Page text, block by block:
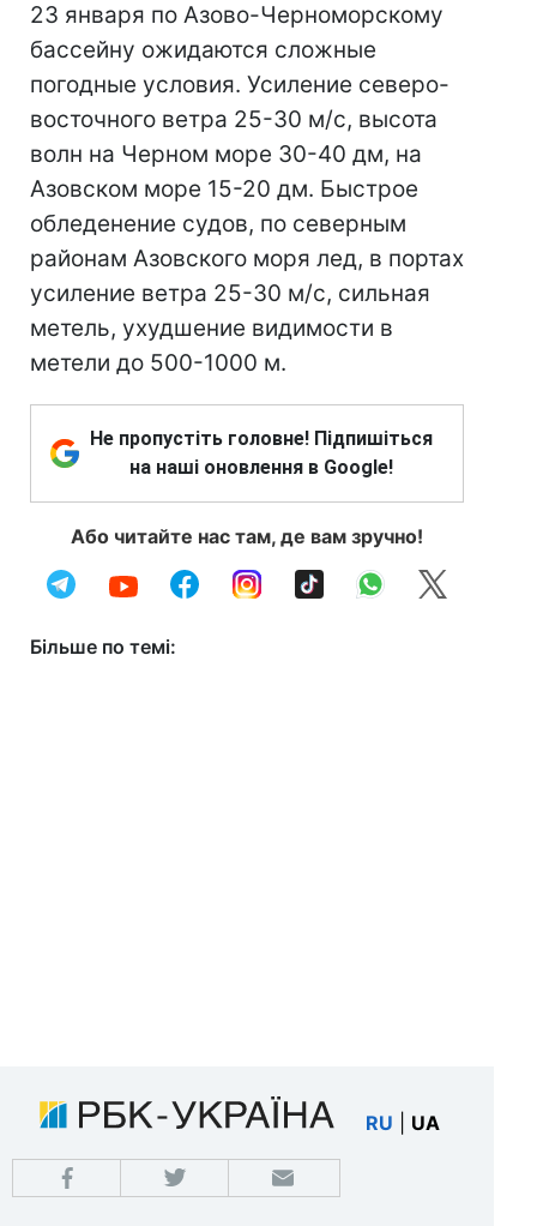
23 января по Азово-Черноморскому
бассейну ожидаются сложные
погодные условия. Усиление северо-
восточного ветра 25-30 м/с, высота
волн на Черном море 30-40 дм, на
Азовском море 15-20 дм. Быстрое
обледенение судов, по северным
районам Азовского моря лед, в портах
усиление ветра 25-30 м/с, сильная
метель, ухудшение видимости в
метели до 500-1000 м.
Не пропустіть головне! Підпишіться
на наші оновлення в Google!
Або читайте нас там, де вам зручно!
Більше по темі:
RU UA